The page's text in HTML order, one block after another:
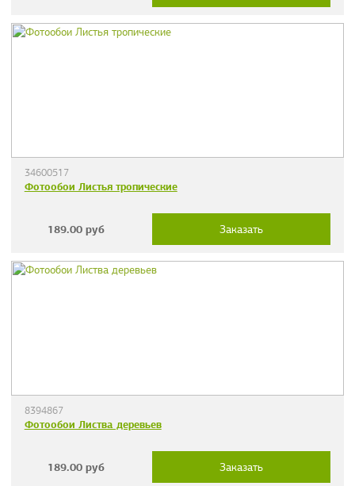
34600517
Фотообои Листья тропические
189.00 руб Заказать
8394867
Фотообои Листва деревьев
189.00 руб Заказать